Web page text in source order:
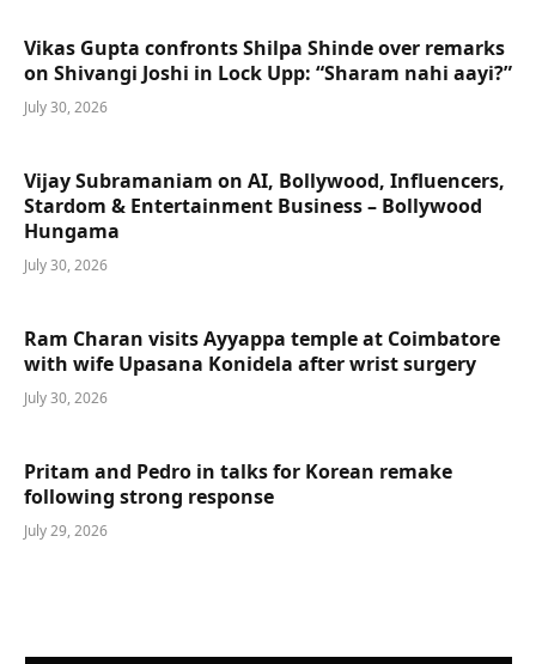
Vikas Gupta confronts Shilpa Shinde over remarks
on Shivangi Joshi in Lock Upp: “Sharam nahi aayi?”
July 30, 2026
Vijay Subramaniam on AI, Bollywood, Influencers,
Stardom & Entertainment Business – Bollywood
Hungama
July 30, 2026
Ram Charan visits Ayyappa temple at Coimbatore
with wife Upasana Konidela after wrist surgery
July 30, 2026
Pritam and Pedro in talks for Korean remake
following strong response
July 29, 2026